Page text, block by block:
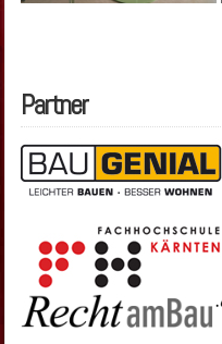
Partner